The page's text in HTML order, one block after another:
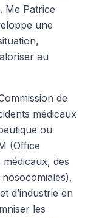
Me Patrice
une
au
de
médicaux
ou
(Office
médicaux, des
d’industrie en
les